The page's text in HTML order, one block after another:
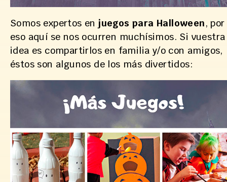
Somos expertos en juegos para Halloween, por
eso aquí se nos ocurren muchísimos. Si vuestra
idea es compartirlos en familia y/o con amigos,
éstos son algunos de los más divertidos: